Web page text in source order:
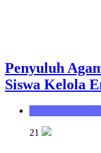
Penyuluh
Siswa Kelola
21